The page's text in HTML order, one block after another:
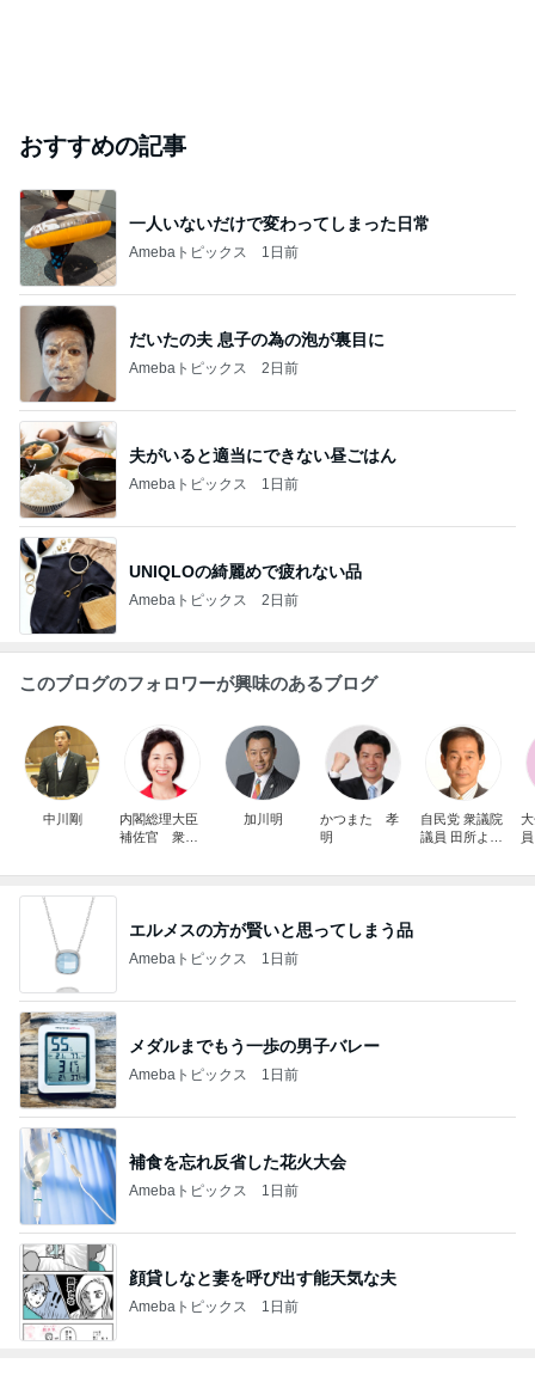
おすすめの記事
一人いないだけで変わってしまった日常
Amebaトピックス 1日前
だいたの夫 息子の為の泡が裏目に
Amebaトピックス 2日前
夫がいると適当にできない昼ごはん
Amebaトピックス 1日前
UNIQLOの綺麗めで疲れない品
Amebaトピックス 2日前
このブログのフォロワーが興味のあるブログ
中川剛
内閣総理大臣
補佐官 衆議
どり 継続は
田区・江戸川
加川明
かつまた 孝
明
自民党 衆議院
議員 田所よし
エルメスの方が賢いと思ってしまう品
Amebaトピックス 1日前
メダルまでもう一歩の男子バレー
Amebaトピックス 1日前
補食を忘れ反省した花火大会
Amebaトピックス 1日前
顔貸しなと妻を呼び出す能天気な夫
Amebaトピックス 1日前